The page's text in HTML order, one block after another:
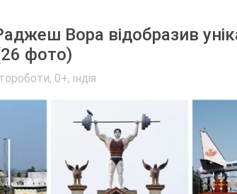
Вора відобразив
фото)
, 0+, індія